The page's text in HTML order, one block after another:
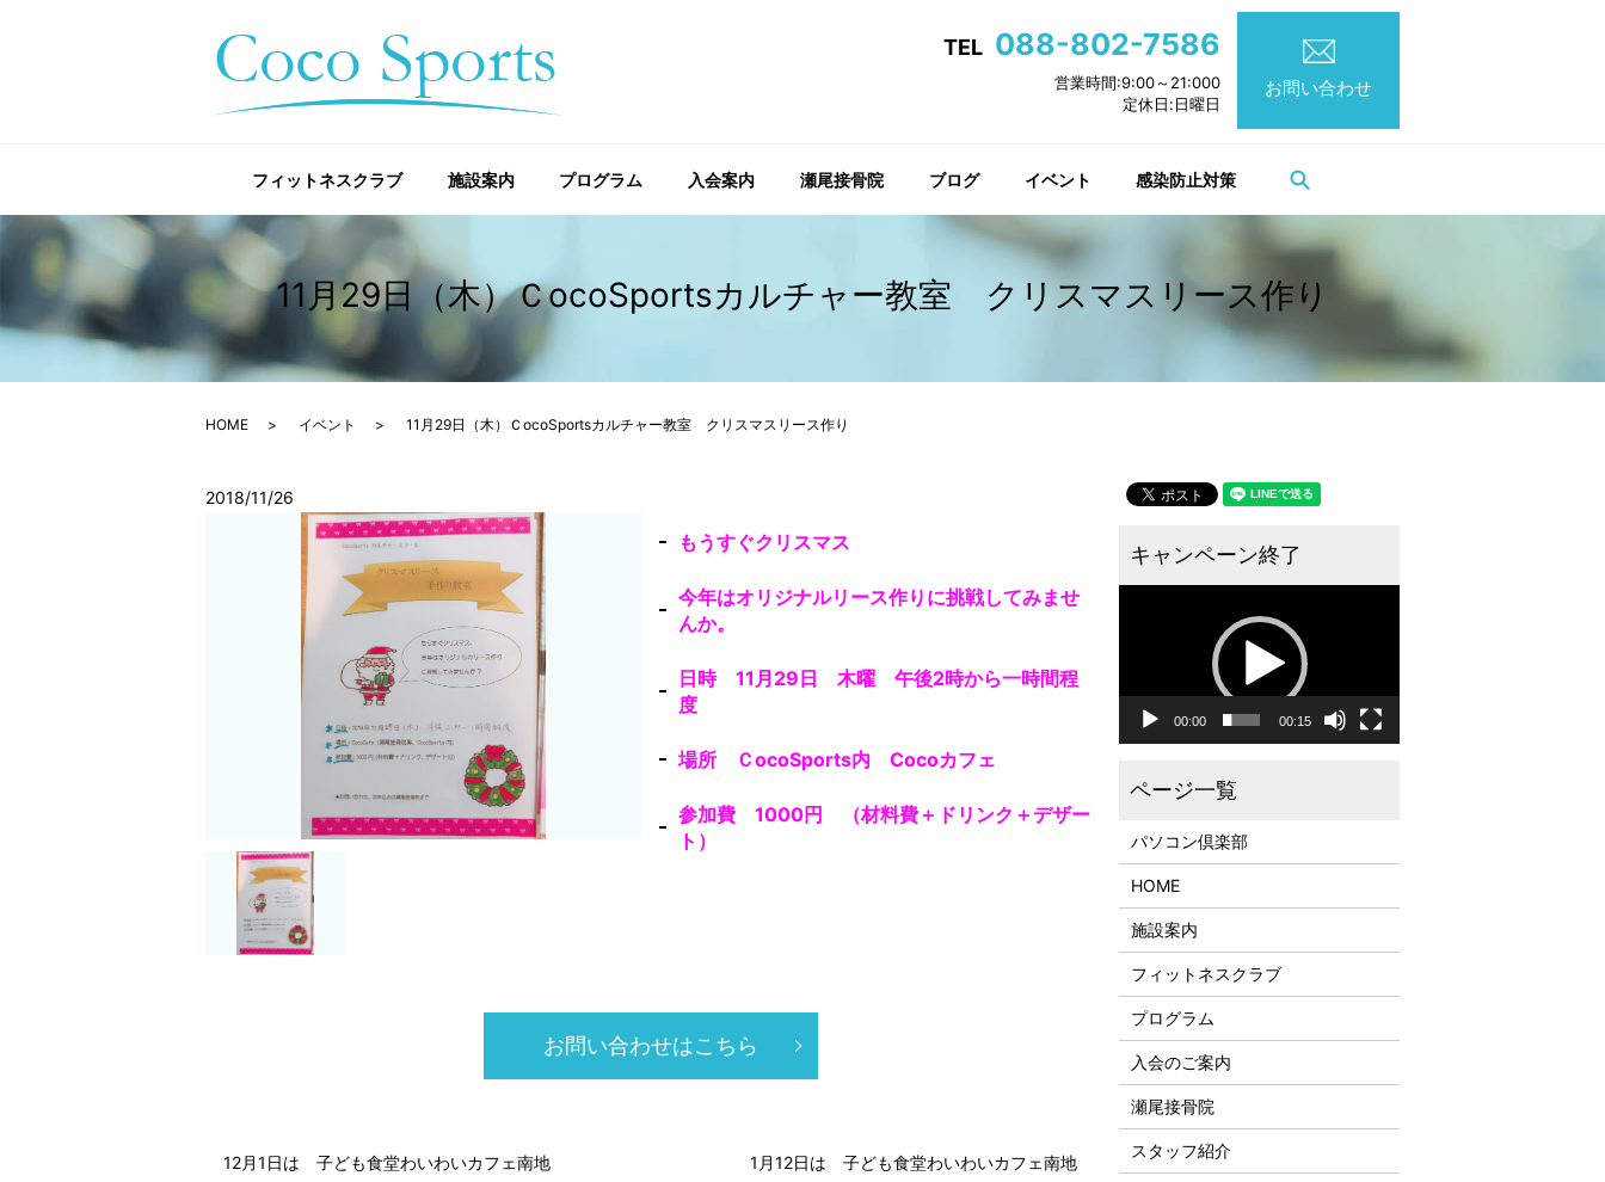
TEL 088-802-7586
営業時間:9:00～21:000
定休日:日曜日
お問い合わせ
フィットネスクラブ 施設案内 プログラム 入会案内 瀬尾接骨院 ブログ イベント 感染防止対策
11月29日（木）ＣocoSportsカルチャー教室 クリスマスリース作り
HOME イベント 11月29日（木）ＣocoSportsカルチャー教室 クリスマスリース作り
2018/11/26
もうすぐクリスマス
今年はオリジナルリース作りに挑戦してみませ
んか。
日時 11月29日 木曜 午後2時から一時間程
度
場所 ＣocoSports内 Cocoカフェ
参加費 1000円 （材料費＋ドリンク＋デザー
ト）
お問い合わせはこちら
12月1日は 子ども食堂わいわいカフェ南地 1月12日は 子ども食堂わいわいカフェ南地
00:00 00:15
パソコン倶楽部
HOME
施設案内
フィットネスクラブ
プログラム
入会のご案内
瀬尾接骨院
スタッフ紹介